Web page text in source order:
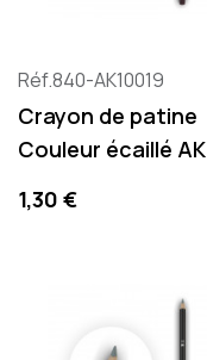
Réf.840-AK10019
Crayon de patine
Couleur écaillé AK
Precio
1,30 €